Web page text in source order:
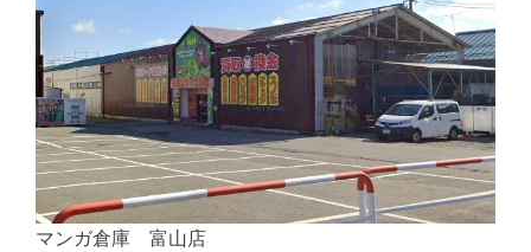
マンガ倉庫 富山店